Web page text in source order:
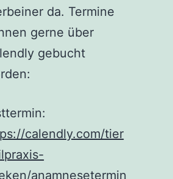
da. Termine
gerne über
gebucht
calendly.com/tier
anamnesetermin